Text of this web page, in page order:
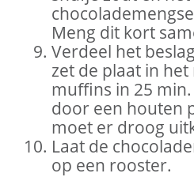
Meng dit kort
Verdeel het
zet de plaat in
muffins in 25
door een houten
moet er droog
Laat de
op een rooster.